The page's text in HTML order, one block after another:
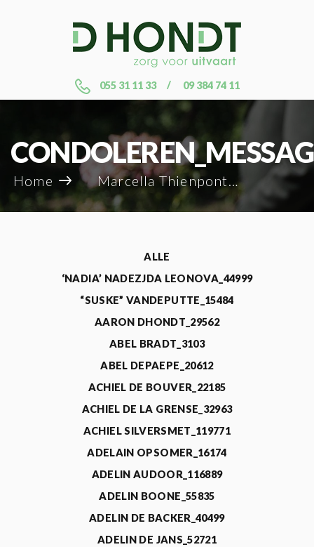
055 31 11 33 09 384 74 11
Home Marcella Thienpont_80025
ALLE
‘NADIA’ NADEZJDA LEONOVA_44999
“SUSKE” VANDEPUTTE_15484
AARON DHONDT_29562
ABEL BRADT_3103
ABEL DEPAEPE_20612
ACHIEL DE BOUVER_22185
ACHIEL DE LA GRENSE_32963
ACHIEL SILVERSMET_119771
ADELAIN OPSOMER_16174
ADELIN AUDOOR_116889
ADELIN BOONE_55835
ADELIN DE BACKER_40499
ADELIN DE JANS_52721